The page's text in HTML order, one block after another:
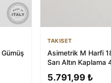
TAKISET
Asimetrik M Harfi
Sarı Altın Kaplama
5.791,99 ₺